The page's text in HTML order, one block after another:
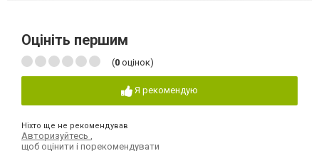
Оцініть першим
(0 оцінок)
Я рекомендую
Ніхто ще не рекомендував
Авторизуйтесь
щоб оцінити і порекомендувати